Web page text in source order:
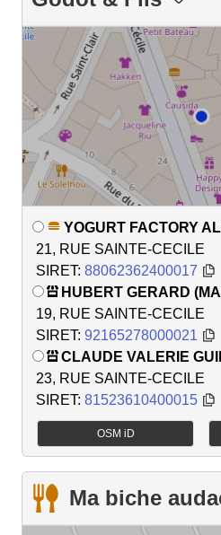
YOGURT FACTORY
21, RUE SAINTE-CECILE
SIRET: 88062362400017
HUBERT GERARD
19, RUE SAINTE-CECILE
SIRET: 92165278000021
CLAUDE VALERIE
23, RUE SAINTE-CECILE
SIRET: 81523610400015
OSM iD
Ma biche